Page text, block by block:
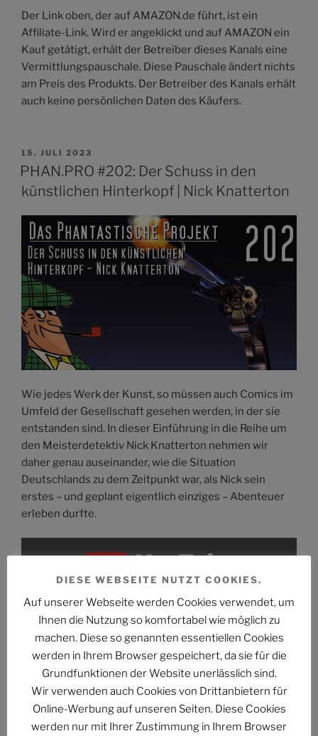
Der Link oben, der auf AMAZON.de führt, ist ein
Affiliate-Link. Wird er angeklickt und auf AMAZON ein
Kauf getätigt, erhält der Betreiber dieses Kanals eine
Vermittlungspauschale. Diese Pauschale ändert nichts
am Preis des Produkts. Der Betreiber des Kanals erhält
auch keine persönlichen Daten des Käufers.
VERÖFFENTLICHT
AM
15. JULI 2023
PHAN.PRO #202: Der Schuss in den
künstlichen Hinterkopf | Nick Knatterton
Wie jedes Werk der Kunst, so müssen auch Comics im
Umfeld der Gesellschaft gesehen werden, in der sie
entstanden sind. In dieser Einführung in die Reihe um
den Meisterdetektiv Nick Knatterton nehmen wir
daher genau auseinander, wie die Situation
Deutschlands zu dem Zeitpunkt war, als Nick sein
erstes – und geplant eigentlich einziges – Abenteuer
erleben durfte.
künstlichen
Knatterton“
von
YouTube
anzeigen
Hier klicken, um den Inhalt von YouTube
anzuzeigen.
Erfahre mehr in der
Datenschutzerklärung von
YouTube.
Inhalt von YouTube immer anzeigen
„PHAN.PRO #202: Der Schuss in den künstlichen
DIESE WEBSEITE NUTZT COOKIES.
Auf unserer Webseite werden Cookies verwendet, um
Ihnen die Nutzung so komfortabel wie möglich zu
machen. Diese so genannten essentiellen Cookies
werden in Ihrem Browser gespeichert, da sie für die
Grundfunktionen der Website unerlässlich sind.
Wir verwenden auch Cookies von Drittanbietern für
Online-Werbung auf unseren Seiten. Diese Cookies
werden nur mit Ihrer Zustimmung in Ihrem Browser